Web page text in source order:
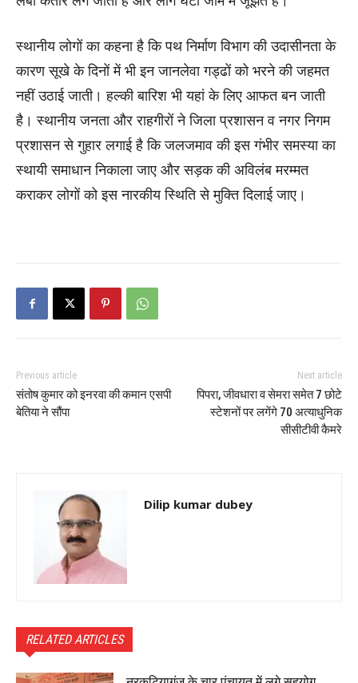
स्थानीय लोगों का कहना है कि पथ निर्माण विभाग की उदासीनता के
कारण सूखे के दिनों में भी इन जानलेवा गड्ढों को भरने की जहमत
नहीं उठाई जाती। हल्की बारिश भी यहां के लिए आफत बन जाती
है। स्थानीय जनता और राहगीरों ने जिला प्रशासन व नगर निगम
प्रशासन से गुहार लगाई है कि जलजमाव की इस गंभीर समस्या का
स्थायी समाधान निकाला जाए और सड़क की अविलंब मरम्मत
कराकर लोगों को इस नारकीय स्थिति से मुक्ति दिलाई जाए।
Previous article
संतोष कुमार को इनरवा की कमान एसपी
बेतिया ने सौंपा
Next article
पिपरा, जीवधारा व सेमरा समेत 7 छोटे
स्टेशनों पर लगेंगे 70 अत्याधुनिक
सीसीटीवी कैमरे
Dilip kumar dubey
RELATED ARTICLES